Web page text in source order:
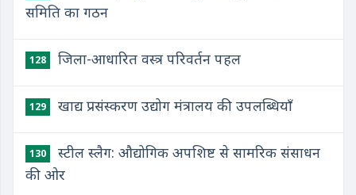
समिति का गठन
128 जिला-आधारित वस्त्र परिवर्तन पहल
129 खाद्य प्रसंस्करण उद्योग मंत्रालय की उपलब्धियाँ
130
स्टील स्लैग: औद्योगिक अपशिष्ट से सामरिक संसाधन
की ओर